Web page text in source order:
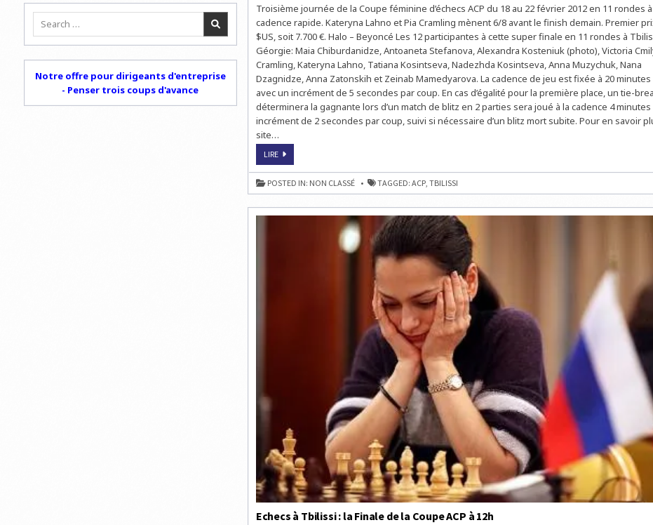
À
:
KATERYNA
LAHNO
ET
PIA
CRAMLING
À
6/8
Troisième journée de la Coupe féminine d’échecs ACP du 18 au 22 février 2012 en 11 rondes
cadence rapide. Kateryna Lahno et Pia Cramling mènent 6/8 avant le finish demain. Premier
$US, soit 7.700 €. Halo – Beyoncé Les 12 participantes à cette super finale en 11 rondes à
Géorgie: Maia Chiburdanidze, Antoaneta Stefanova, Alexandra Kosteniuk (photo), Victoria
Cramling, Kateryna Lahno, Tatiana Kosintseva, Nadezhda Kosintseva, Anna Muzychuk, Nana
Dzagnidze, Anna Zatonskih et Zeinab Mamedyarova. La cadence de jeu est fixée à 20 minutes
avec un incrément de 5 secondes par coup. En cas d’égalité pour la première place, un tie-
déterminera la gagnante lors d’un match de blitz en 2 parties sera joué à la cadence 4 minutes
incrément de 2 secondes par coup, suivi si nécessaire d’un blitz mort subite. Pour en savoir
site…
LIREECHECS
TBILISSI
:
KATERYNA
LAHNO
POSTED IN: NON CLASSÉ TAGGED: ACP, TBILISSI
Echecs à Tbilissi : la Finale de la Coupe ACP à 12h
Search
Notre offre pour dirigeants d'entreprise
- Penser trois coups d'avance